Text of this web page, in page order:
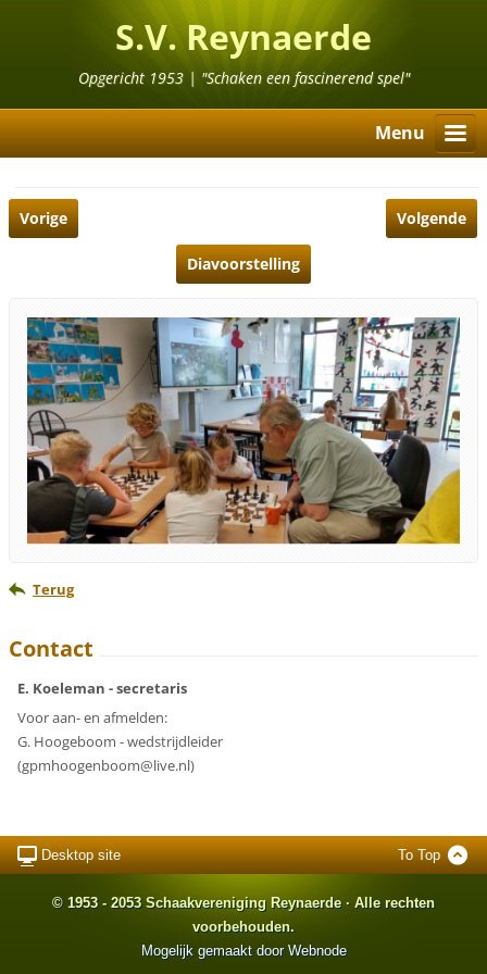
S.V. Reynaerde
Opgericht 1953 | "Schaken een fascinerend spel"
Menu
Vorige Volgende
Diavoorstelling
Terug
Contact
E. Koeleman - secretaris
Voor aan- en afmelden:
G. Hoogeboom - wedstrijdleider
(gpmhoogenboom@live.nl)
Desktop site To Top
© 1953 - 2053 Schaakvereniging Reynaerde · Alle rechten
voorbehouden.
Mogelijk gemaakt door Webnode